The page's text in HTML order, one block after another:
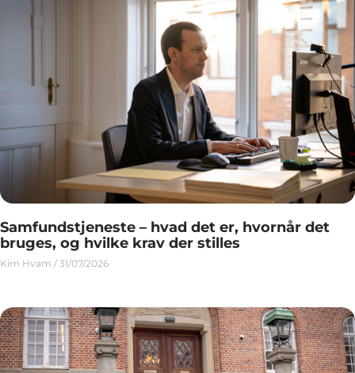
Samfundstjeneste – hvad det er, hvornår det
bruges, og hvilke krav der stilles
Kim Hvam 31/07/2026